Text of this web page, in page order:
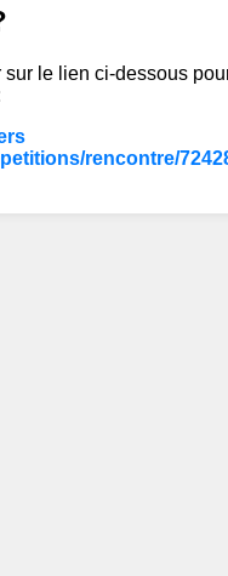
le lien ci-dessous
rencontre/